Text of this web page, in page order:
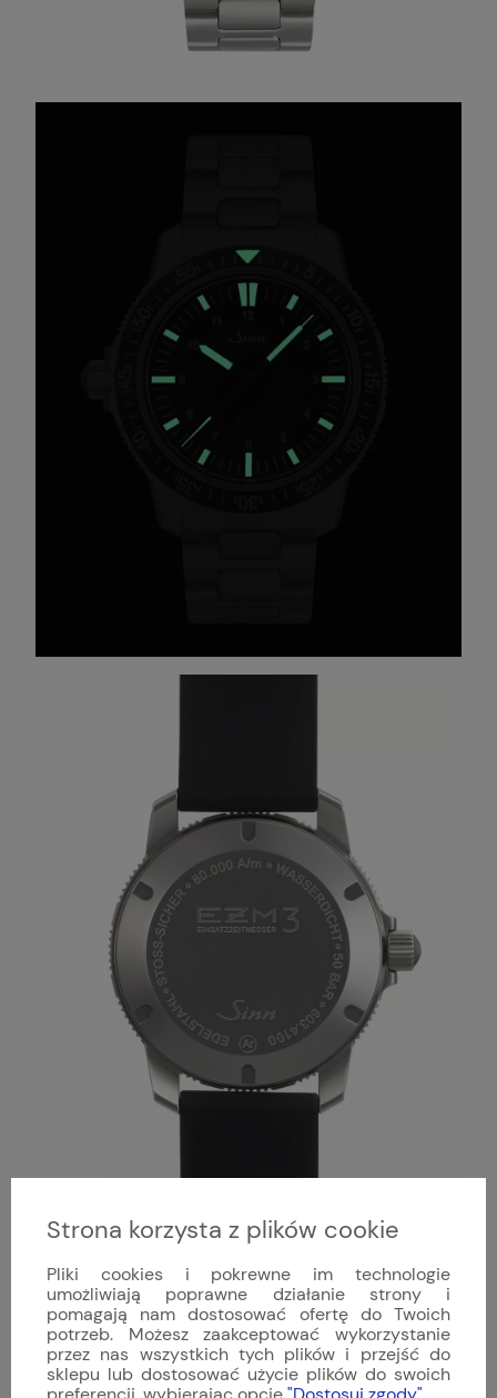
Mechanizm
SW 200-1
Automatyczny naciąg
26 kamieni
28,800 uderzeń na godzinę
Strona korzysta z plików cookie
Pliki cookies i pokrewne im technologie
umożliwiają poprawne działanie strony i
pomagają nam dostosować ofertę do Twoich
potrzeb. Możesz zaakceptować wykorzystanie
przez nas wszystkich tych plików i przejść do
sklepu lub dostosować użycie plików do swoich